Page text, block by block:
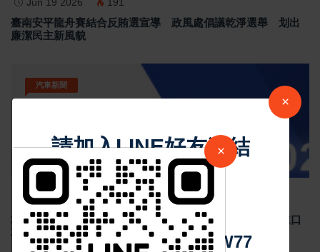
臺南安平龍舟賽結合反賄選宣導 政風處倡議乾淨選舉 划出
廉潔民主新風貌
汽車新聞
Sep 02 2024 4926
2024年8月台灣新車掛牌數 29,403 輛，國產車整體下滑，進口
車款市占率超過5成
×
請加入LINE好友連結
中 華 超 傳 媒
Https://reurl.cc/adqW77
×